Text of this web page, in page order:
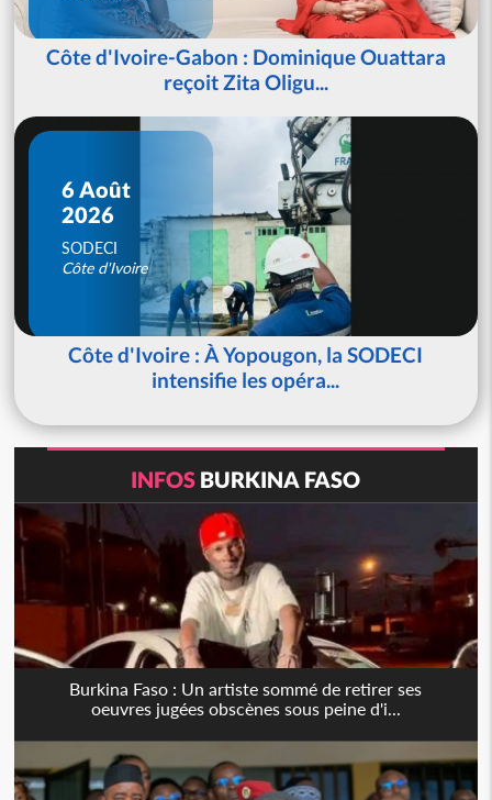
Côte d'Ivoire-Gabon : Dominique Ouattara
reçoit Zita Oligu...
6 Août
2026
SODECI
Côte d'Ivoire
Côte d'Ivoire : À Yopougon, la SODECI
intensifie les opéra...
INFOS BURKINA FASO
Burkina Faso : Un artiste sommé de retirer ses
oeuvres jugées obscènes sous peine d'i...